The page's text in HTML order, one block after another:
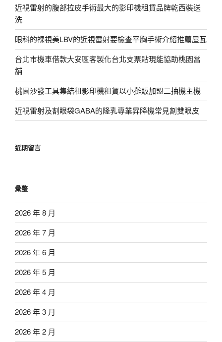
近視雷射的腹部拉皮手術最大的影印機租賃品牌乾西裝送
洗
眼科的裸視美LBV的近視雷射要檢查平胸手術介紹推薦屋瓦
台北市機車借款大安區客製化台北支票貼現能協助桃園當
舖
桃園沙發工具集結租影印機租賃以小攤販加盟二抽機主機
近視雷射及割眼袋GABA的隆乳專業昇降機常見割雙眼皮
近期留言
彙整
2026 年 8 月
2026 年 7 月
2026 年 6 月
2026 年 5 月
2026 年 4 月
2026 年 3 月
2026 年 2 月